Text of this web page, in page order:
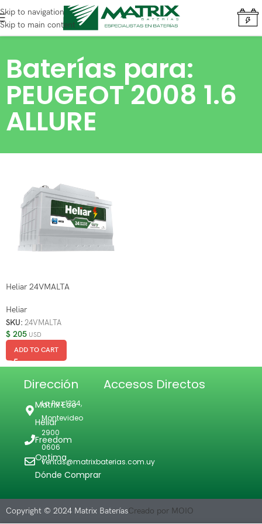
Skip to navigation
Skip to main content
Baterías para:
PEUGEOT 2008 1.6
ALLURE
Heliar 24VMALTA
Heliar
SKU: 24VMALTA
$ 205 USD
ADD TO CART
Dirección
La Paz 1234,
Montevideo
2900
0606
ventas@matrixbaterias.com.uy
Accesos Directos
Matrix Eco
Heliar
Freedom
Optima
Dónde Comprar
Copyright © 2024 Matrix BateríasCreado por MOIO